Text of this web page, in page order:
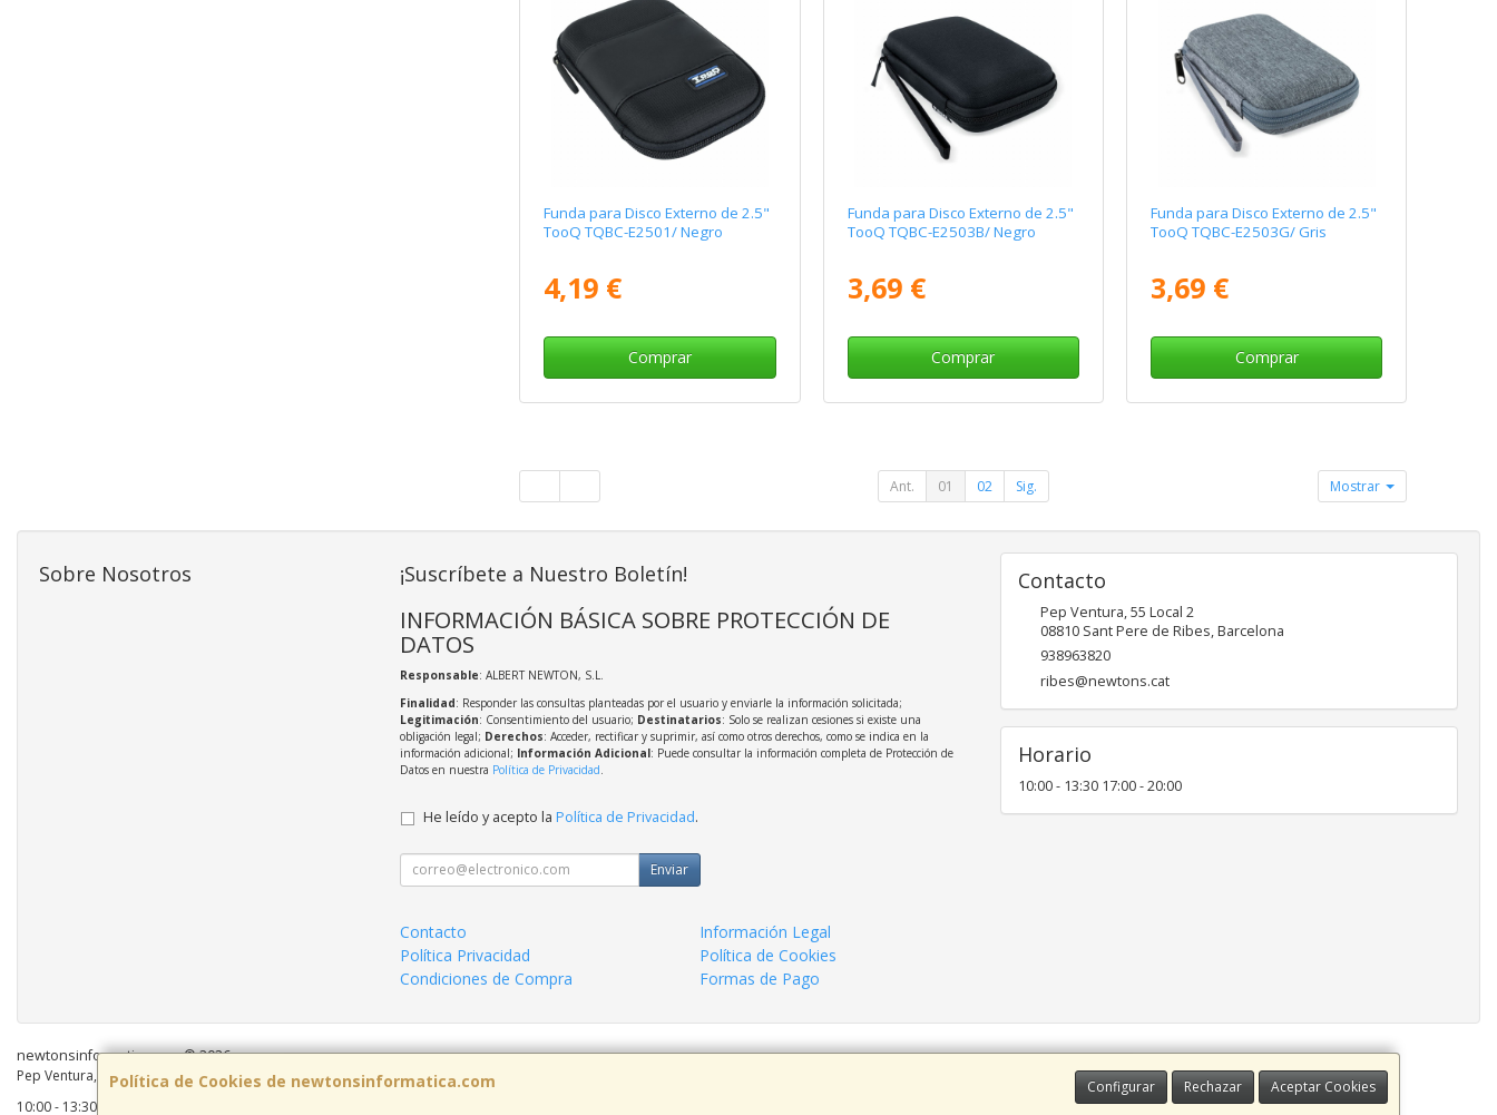
Funda para Disco Externo de 2.5"
TooQ TQBC-E2501/ Negro
4,19 €
Comprar
Funda para Disco Externo de 2.5"
TooQ TQBC-E2503B/ Negro
3,69 €
Comprar
Funda para Disco Externo de 2.5"
TooQ TQBC-E2503G/ Gris
3,69 €
Comprar
Ant. 01 02 Sig. Mostrar
Política de Cookies de newtonsinformatica.com Configurar Rechazar Aceptar Cookies
Sobre Nosotros ¡Suscríbete a Nuestro Boletín!
INFORMACIÓN BÁSICA SOBRE PROTECCIÓN DE
DATOS
Responsable: ALBERT NEWTON, S.L.
Finalidad: Responder las consultas planteadas por el usuario y enviarle la información solicitada;
Legitimación: Consentimiento del usuario; Destinatarios: Solo se realizan cesiones si existe una
obligación legal; Derechos: Acceder, rectificar y suprimir, así como otros derechos, como se indica en la
información adicional; Información Adicional: Puede consultar la información completa de Protección de
Datos en nuestra Política de Privacidad
He leído y acepto la Política de Privacidad.
Enviar
Contacto
Información Legal
Política Privacidad
Política de Cookies
Condiciones de Compra
Formas de Pago
Contacto
Pep Ventura, 55 Local 2
08810 Sant Pere de Ribes,Barcelona
938963820
ribes@newtons.cat
Horario
10:00 - 13:30 17:00 - 20:00
newtonsinformatica.com © 2026
Pep Ventura, 55 Local 2, 08810, Barcelona, España. - C.I.F.: B59883041 - Tel: 938963820
10:00 - 13:30